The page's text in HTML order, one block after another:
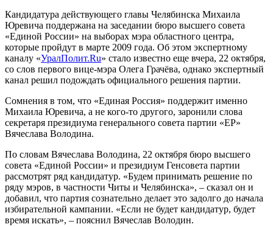
Кандидатура действующего главы Челябинска Михаила
Юревича поддержана на заседании бюро высшего совета
«Единой России» на выборах мэра областного центра,
которые пройдут в марте 2009 года. Об этом экспертному
каналу «УралПолит.Ru» стало известно еще вчера, 22 октября,
со слов первого вице-мэра Олега Грачёва, однако экспертный
канал решил подождать официального решения партии.
Сомнения в том, что «Единая Россия» поддержит именно
Михаила Юревича, а не кого-то другого, заронили слова
секретаря президиума генерального совета партии «ЕР»
Вячеслава Володина.
По словам Вячеслава Володина, 22 октября бюро высшего
совета «Единой России» и президиум Генсовета партии
рассмотрят ряд кандидатур. «Будем принимать решение по
ряду мэров, в частности Читы и Челябинска», – сказал он и
добавил, что партия сознательно делает это задолго до начала
избирательной кампании. «Если не будет кандидатур, будет
время искать», – пояснил Вячеслав Володин.